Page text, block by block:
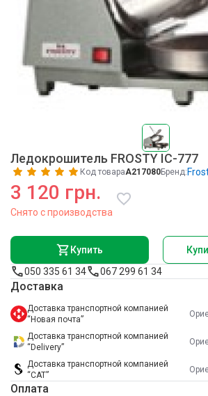
Ледокрошитель FROSTY IC-777
Код товараA217080Бренд:
3 120 грн.
Снято с производства
Купить
050 335 61 34
067 299 61 34
Доставка
Доставка транспортной компанией
“Новая почта”
Доставка транспортной компанией
“Delivery”
Доставка транспортной компанией
“САТ”
Оплата